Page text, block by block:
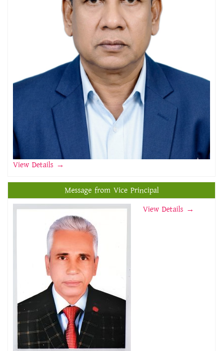
View Details →
Message from Vice Principal
View Details →